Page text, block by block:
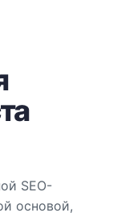
SEO-
основой,